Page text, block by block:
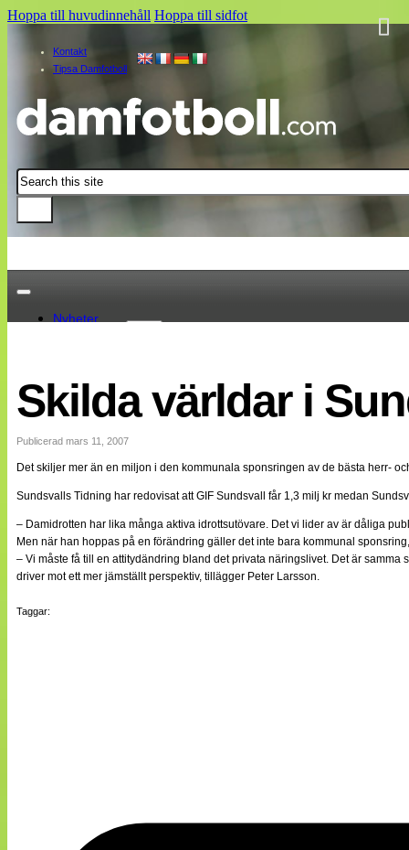
Hoppa till huvudinnehåll Hoppa till sidfot
Kontakt
Tipsa Damfotboll
Sök
Nyheter
Landslaget
EM 2013
Internationellt
Bildreportage
Bloggar
Lagen
Webb-TV
Cuper
Medlemsbilder
Till klubbkassan
NÄTverket
Skilda världar i
Publicerad mars 11, 2007
Det skiljer mer än en miljon i den kommunala sponsringen av de bästa herr-
Sundsvalls Tidning har redovisat att GIF Sundsvall får 1,3 milj kr medan
– Damidrotten har lika många aktiva idrottsutövare. Det vi lider av är dåliga
Men när han hoppas på en förändring gäller det inte bara kommunal
– Vi måste få till en attitydändring bland det privata näringslivet. Det är
driver mot ett mer jämställt perspektiv, tillägger Peter Larsson.
Taggar: